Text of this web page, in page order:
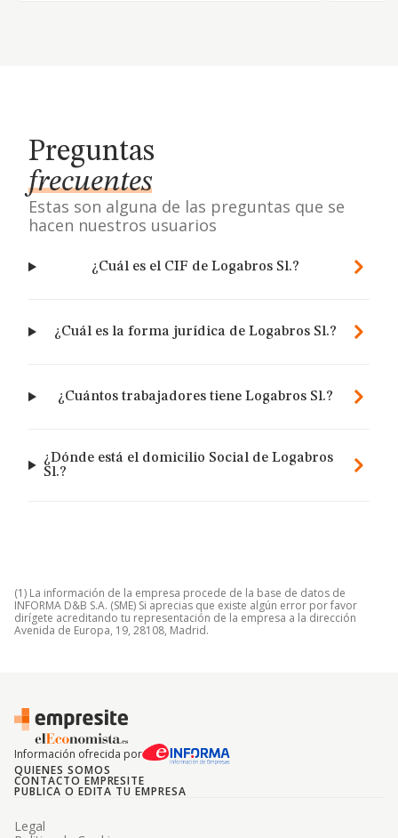
Preguntas
frecuentes
Estas son alguna de las preguntas que se
hacen nuestros usuarios
¿Cuál es el CIF de Logabros Sl.?
¿Cuál es la forma jurídica de Logabros Sl.?
¿Cuántos trabajadores tiene Logabros Sl.?
¿Dónde está el domicilio Social de Logabros
Sl.?
(1) La información de la empresa procede de la base de datos de
INFORMA D&B S.A. (SME) Si aprecias que existe algún error por favor
dirígete acreditando tu representación de la empresa a la dirección
Avenida de Europa, 19, 28108, Madrid.
Información ofrecida por
QUIENES SOMOS
CONTACTO EMPRESITE
PUBLICA O EDITA TU EMPRESA
Legal